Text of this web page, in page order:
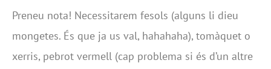
Preneu nota! Necessitarem fesols (alguns li dieu
mongetes. És que ja us val, hahahaha), tomàquet o
xerris, pebrot vermell (cap problema si és d’un altre